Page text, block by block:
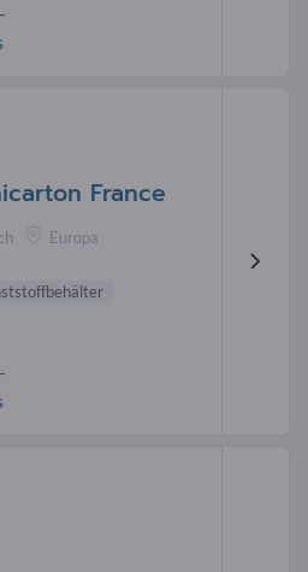
France
Europa